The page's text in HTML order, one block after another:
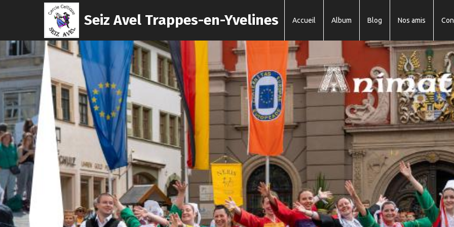
Seiz Avel Trappes-en-Yvelines Accueil Album Blog Nos amis